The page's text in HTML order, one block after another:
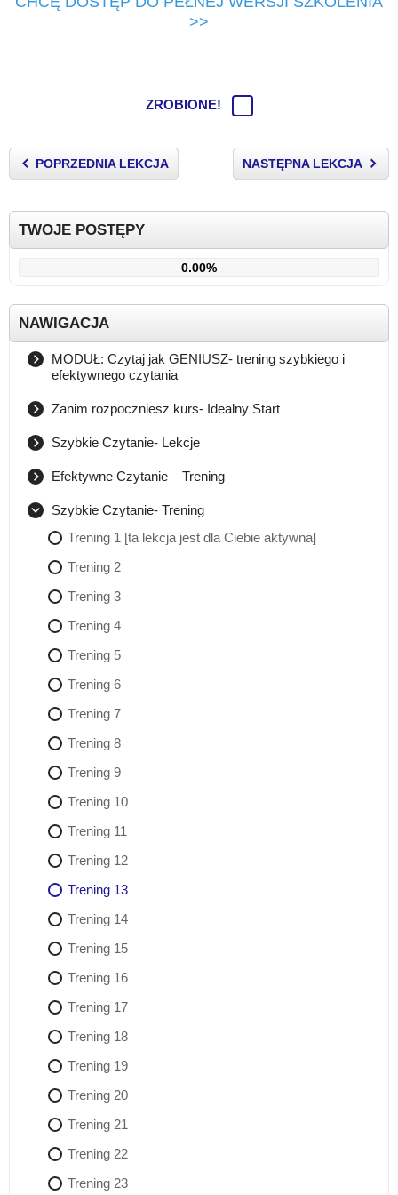
>>
ZROBIONE!
POPRZEDNIA LEKCJA NASTĘPNA LEKCJA
TWOJE POSTĘPY
0.00%
NAWIGACJA
MODUŁ: Czytaj jak GENIUSZ- trening szybkiego i
efektywnego czytania
Zanim rozpoczniesz kurs- Idealny Start
Ciebie aktywna]
Jak korzystać z kilku kursów jednocześnie [ta lekcja
jest dla Ciebie aktywna]
Maile motywujące
Szybkie Czytanie- Lekcje
Lekcja 2
Lekcja 3
Lekcja 4
Lekcja 5
Efektywne Czytanie – Trening
Ciebie aktywna]
Trening 1
Trening 2
Trening 3
Trening 4
Trening 5
Trening 6
Trening 7
Szybkie Czytanie- Trening
Trening 1 [ta lekcja jest dla Ciebie aktywna]
Trening 2
Trening 3
Trening 4
Trening 5
Trening 6
Trening 7
Trening 8
Trening 9
Trening 10
Trening 11
Trening 12
Trening 13
Trening 14
Trening 15
Trening 16
Trening 17
Trening 18
Trening 19
Trening 20
Trening 21
Trening 22
Trening 23